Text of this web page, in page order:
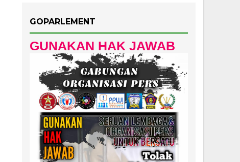
GOPARLEMENT
GUNAKAN HAK JAWAB